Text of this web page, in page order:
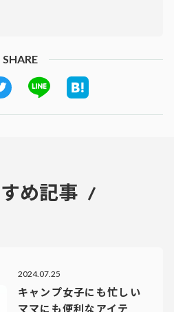
SHARE
め記事
2024.07.25
キャンプ女子にも忙しい
ママにも便利なアイテ